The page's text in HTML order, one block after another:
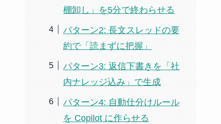
棚卸し」を5分で終わらせる
パターン2: 長文スレッドの要
約で「読まずに把握」
パターン3: 返信下書きを「社
内ナレッジ込み」で生成
パターン4: 自動仕分けルール
を Copilot に作らせる